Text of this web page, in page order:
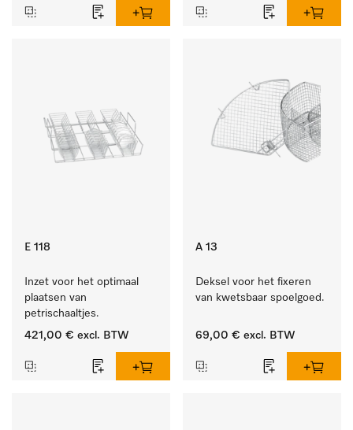
E 118
Inzet voor het optimaal
plaatsen van
petrischaaltjes.
421,00 € excl. BTW
A 13
Deksel voor het fixeren
van kwetsbaar spoelgoed.
69,00 € excl. BTW